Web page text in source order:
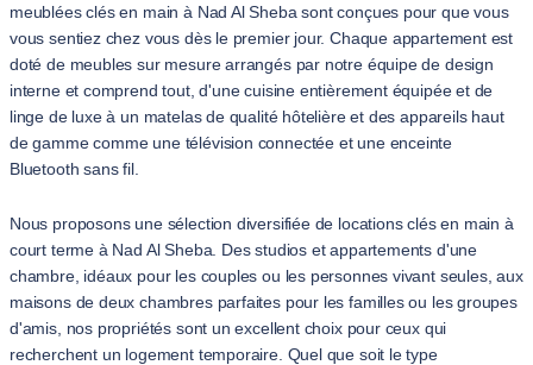
meublées clés en main à Nad Al Sheba sont conçues pour que vous
vous sentiez chez vous dès le premier jour. Chaque appartement est
doté de meubles sur mesure arrangés par notre équipe de design
interne et comprend tout, d'une cuisine entièrement équipée et de
linge de luxe à un matelas de qualité hôtelière et des appareils haut
de gamme comme une télévision connectée et une enceinte
Bluetooth sans fil.
Nous proposons une sélection diversifiée de locations clés en main à
court terme à Nad Al Sheba. Des studios et appartements d'une
chambre, idéaux pour les couples ou les personnes vivant seules, aux
maisons de deux chambres parfaites pour les familles ou les groupes
d'amis, nos propriétés sont un excellent choix pour ceux qui
recherchent un logement temporaire. Quel que soit le type